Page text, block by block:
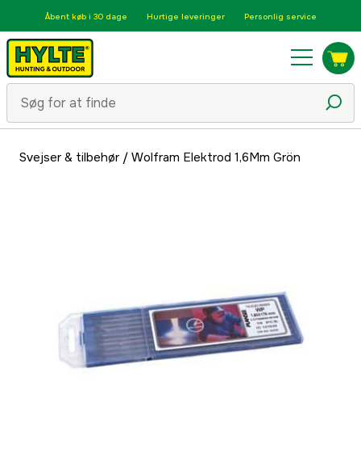
Åbent køb i 30 dage Hurtige leveringer Personlig service
Svejser & tilbehør/ Wolfram Elektrod 1,6Mm Grön